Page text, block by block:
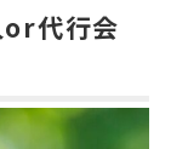
代行会